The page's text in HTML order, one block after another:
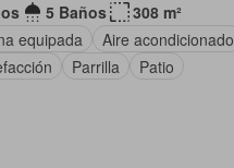
5 Baños
308 m²
equipada Aire acondicionado
Parrilla Patio